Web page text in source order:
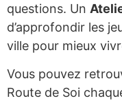
questions. Un
d’approfondir les
ville pour mieux
Vous pouvez
Route de Soi